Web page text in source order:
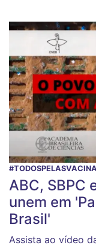
ABC, SBPC
unem em
Brasil'
Assista ao vídeo